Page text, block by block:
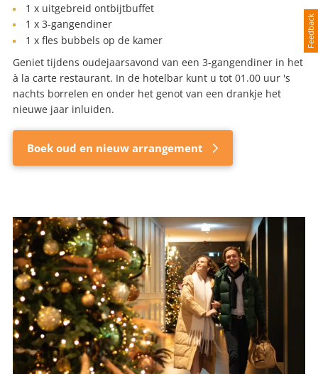
1 x uitgebreid ontbijtbuffet
1 x 3-gangendiner
1 x fles bubbels op de kamer
Geniet tijdens oudejaarsavond van een 3-gangendiner in het
à la carte restaurant. In de hotelbar kunt u tot 01.00 uur 's
nachts borrelen en onder het genot van een drankje het
nieuwe jaar inluiden.
Boek oud en nieuw arrangement
Feedback